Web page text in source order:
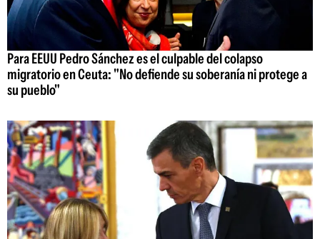
Para EEUU Pedro Sánchez es el culpable del colapso
migratorio en Ceuta: "No defiende su soberanía ni protege a
su pueblo"